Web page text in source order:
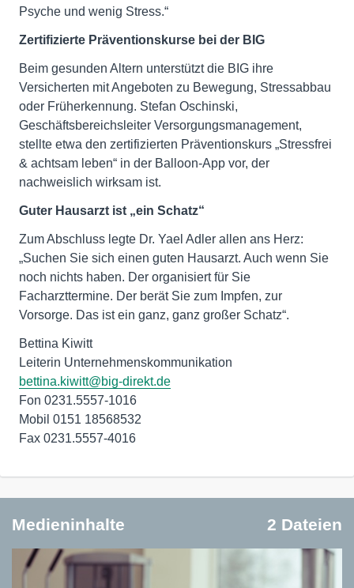
Psyche und wenig Stress.“
Zertifizierte Präventionskurse bei der BIG
Beim gesunden Altern unterstützt die BIG ihre
Versicherten mit Angeboten zu Bewegung, Stressabbau
oder Früherkennung. Stefan Oschinski,
Geschäftsbereichsleiter Versorgungsmanagement,
stellte etwa den zertifizierten Präventionskurs „Stressfrei
& achtsam leben“ in der Balloon-App vor, der
nachweislich wirksam ist.
Guter Hausarzt ist „ein Schatz“
Zum Abschluss legte Dr. Yael Adler allen ans Herz:
„Suchen Sie sich einen guten Hausarzt. Auch wenn Sie
noch nichts haben. Der organisiert für Sie
Facharzttermine. Der berät Sie zum Impfen, zur
Vorsorge. Das ist ein ganz, ganz großer Schatz“.
Bettina Kiwitt
bettina.kiwitt@big-direkt.de
Fon 0231.5557-1016
Mobil 0151 18568532
Fax 0231.5557-4016
Medieninhalte 2 Dateien